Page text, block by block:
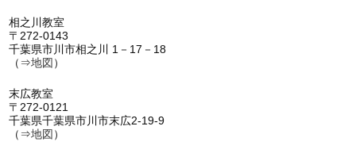
相之川教室
〒272-0143
千葉県市川市相之川 1－17－18
（⇒地図 ）
末広教室
〒272-0121
千葉県千葉県市川市末広2-19-9
（⇒地図 ）